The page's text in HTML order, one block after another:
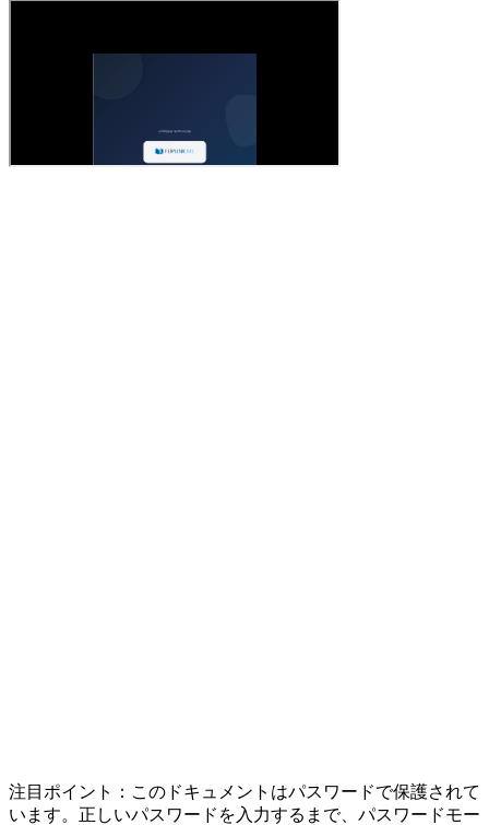
注目ポイント： このドキュメントはパスワードで保護されて
います。正しいパスワードを入力するまで、パスワードモー